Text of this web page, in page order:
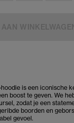
is een iconische
boost te geven. We
zodat je een
boorden en
gevoel.